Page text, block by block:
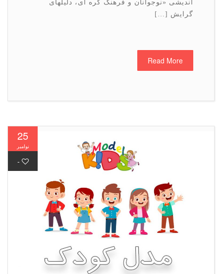
اندیشی «نوجوانان و فرهنگ کره ای، دلیلهای
گرایش […]
Read More